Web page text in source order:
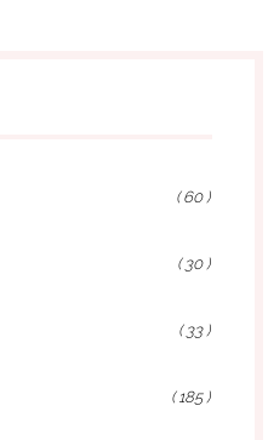
( 60 )
( 30 )
( 33 )
( 185 )